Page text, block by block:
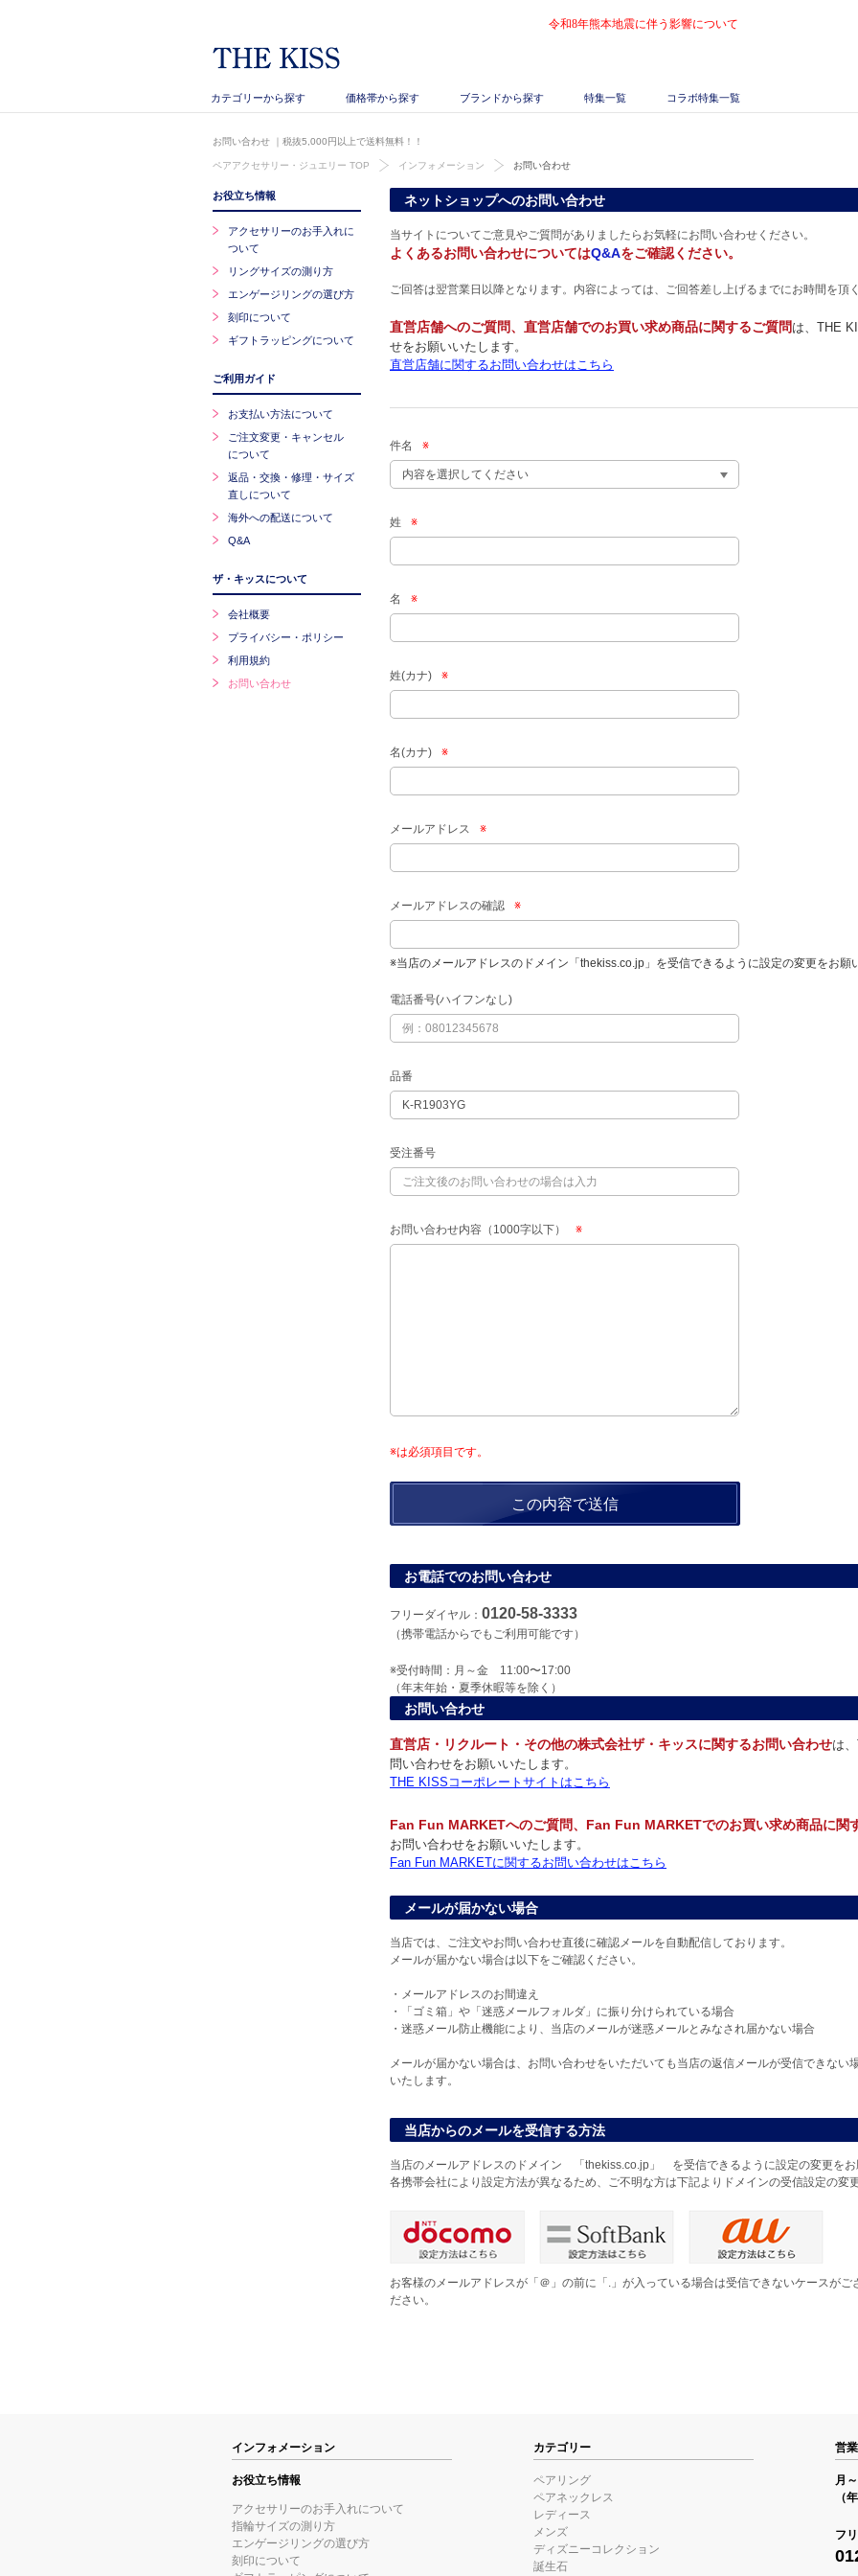
令和8年熊本地震に伴う影響について
カテゴリーから探す 価格帯から探す ブランドから探す 特集一覧 コラボ特集一覧
お問い合わせ ｜税抜5,000円以上で送料無料！！
ペアアクセサリー・ジュエリー TOP インフォメーション お問い合わせ
ネットショップへのお問い合わせ
当サイトについてご意見やご質問がありましたらお気軽にお問い合わせください。
よくあるお問い合わせについてはQ&Aをご確認ください。
ご回答は翌営業日以降となります。内容によっては、ご回答差し上げるまでにお時間を頂
直営店舗へのご質問、直営店舗でのお買い求め商品に関するご質問 は、THE
せをお願いいたします。
直営店舗に関するお問い合わせはこちら
件名 ※
姓 ※
名 ※
姓(カナ) ※
名(カナ) ※
メールアドレス ※
メールアドレスの確認 ※
※当店のメールアドレスのドメイン「thekiss.co.jp」を受信できるように設定の変更をお願
電話番号(ハイフンなし)
品番
受注番号
お問い合わせ内容（1000字以下） ※
※は必須項目です。
お電話でのお問い合わせ
フリーダイヤル： 0120-58-3333
（携帯電話からでもご利用可能です）
※受付時間：月～金 11:00〜17:00
（年末年始・夏季休暇等を除く）
お問い合わせ
直営店・リクルート・その他の株式会社ザ・キッスに関するお問い合わせは
問い合わせをお願いいたします。
THE KISSコーポレートサイトはこちら
Fan Fun MARKETへのご質問、Fan Fun MARKETでのお買い求め商品に関
お問い合わせをお願いいたします。
Fan Fun MARKETに関するお問い合わせはこちら
メールが届かない場合
当店では、ご注文やお問い合わせ直後に確認メールを自動配信しております。
メールが届かない場合は以下をご確認ください。
・メールアドレスのお間違え
・「ゴミ箱」や「迷惑メールフォルダ」に振り分けられている場合
・迷惑メール防止機能により、当店のメールが迷惑メールとみなされ届かない場合
メールが届かない場合は、お問い合わせをいただいても当店の返信メールが受信できない
いたします。
当店からのメールを受信する方法
当店のメールアドレスのドメイン 「thekiss.co.jp」 を受信できるように設定の変更をお
各携帯会社により設定方法が異なるため、ご不明な方は下記よりドメインの受信設定の変
お客様のメールアドレスが「＠」の前に「.」が入っている場合は受信できないケースがご
ださい。
お役立ち情報
アクセサリーのお手入れに
ついて
リングサイズの測り方
エンゲージリングの選び方
刻印について
ギフトラッピングについて
ご利用ガイド
お支払い方法について
ご注文変更・キャンセル
について
返品・交換・修理・サイズ
直しについて
海外への配送について
Q&A
ザ・キッスについて
会社概要
プライバシー・ポリシー
利用規約
お問い合わせ
インフォメーション
お役立ち情報
アクセサリーのお手入れについて
指輪サイズの測り方
エンゲージリングの選び方
刻印について
カテゴリー
ペアリング
ペアネックレス
レディース
メンズ
ディズニーコレクション
誕生石
営
月
（
フ